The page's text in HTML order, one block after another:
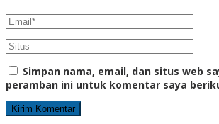
Simpan nama, email, dan situs web
peramban ini untuk komentar saya